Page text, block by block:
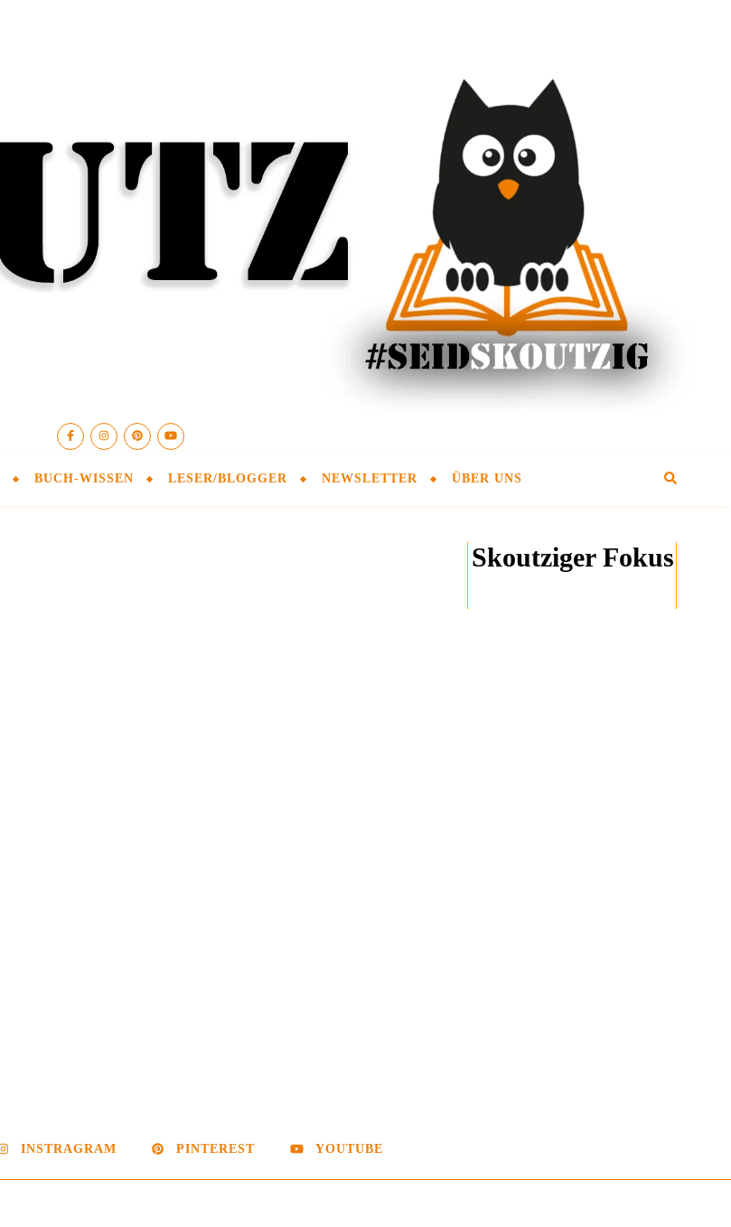
BUCH-WISSEN LESER/BLOGGER NEWSLETTER ÜBER UNS
Skoutziger Fokus
INSTRAGRAM PINTEREST YOUTUBE